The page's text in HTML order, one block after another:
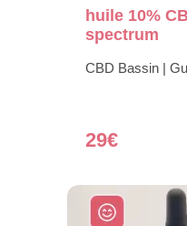
huile 10%
spectrum
CBD Bassin |
29€